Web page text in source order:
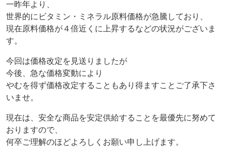
一昨年より、
世界的にビタミン・ミネラル原料価格が急騰しており、
現在原料価格が４倍近くに上昇するなどの状況がございま
す。
今回は価格改定を見送りましたが
今後、急な価格変動により
やむを得ず価格改定することもあり得ますことご了承下さ
いませ。
現在は、安全な商品を安定供給することを最優先に努めて
おりますので、
何卒ご理解のほどよろしくお願い申し上げます。